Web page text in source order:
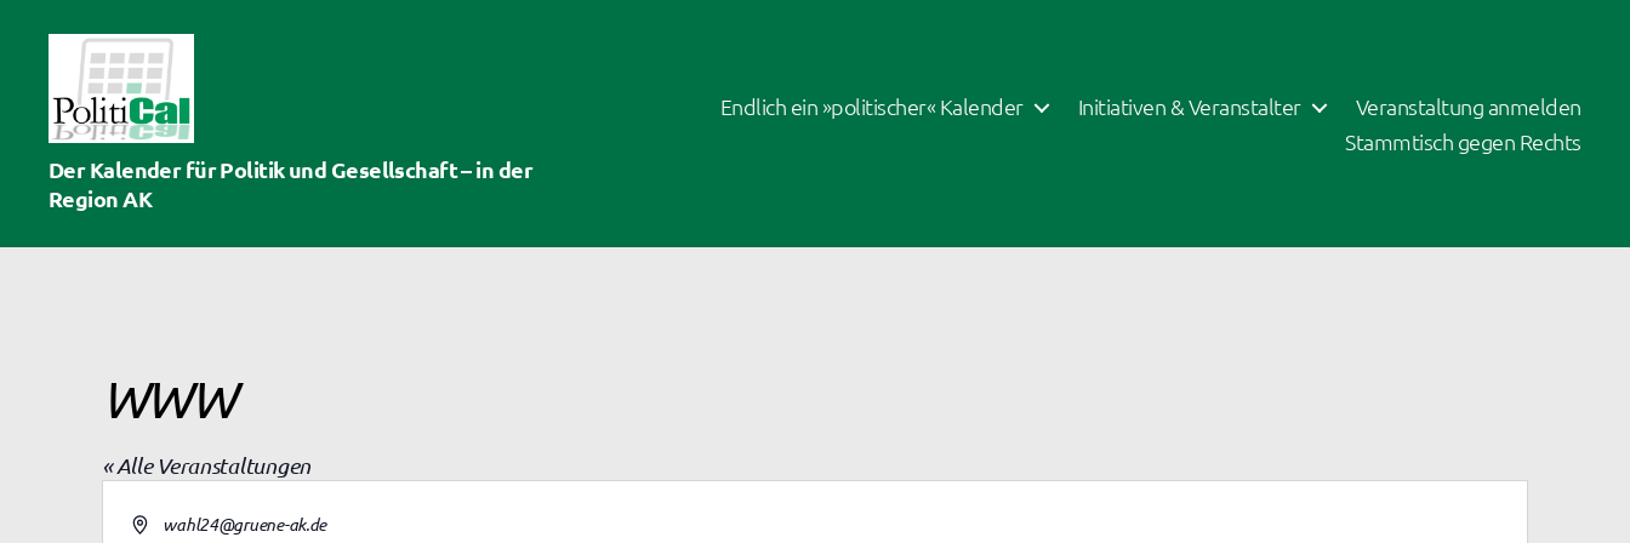
PolitiCal-
AK
Der Kalender für Politik und Gesellschaft – in der
Region AK
Endlich ein »politischer« Kalender Initiativen & Veranstalter
Veranstaltung anmelden
Stammtisch gegen Rechts
WWW
« Alle Veranstaltungen
A
wahl24@gruene-ak.de